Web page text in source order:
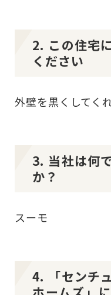
2. この住宅
ください
外壁を黒くしてく
3. 当社は何
か？
スーモ
4. 「センチ